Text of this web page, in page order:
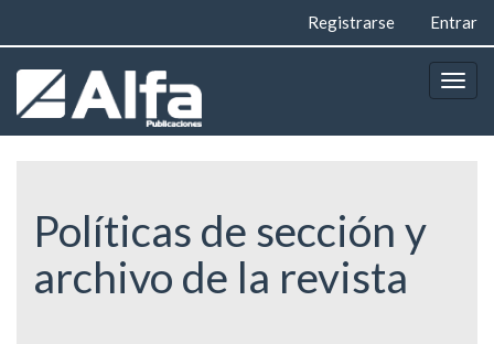
principal
Barra
lateral
Registrarse Entrar
Políticas de sección y
archivo de la revista